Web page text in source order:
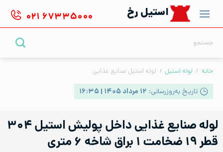
content
استیل رخ ۰۲۱ ۶۷۳۳۵۰۰۰
خانه / لوله استیل / لوله استیل صنایع غذایی
تاریخ به‌روزرسانی: ۱۲ مرداد ۱۴۰۵ | ۱۶:۳۵
لوله صنایع غذایی داخل پولیش استیل ۳۰۴
قطر ۱۹ ضخامت ۱ براق شاخه ۶ متری